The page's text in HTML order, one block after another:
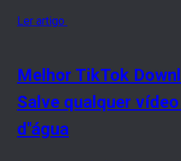
Ler artigo
Melhor TikTok
Salve qualquer
d''água